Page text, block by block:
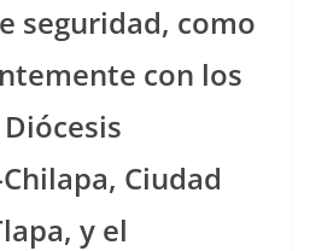
seguridad, como
con los
Ciudad
y el